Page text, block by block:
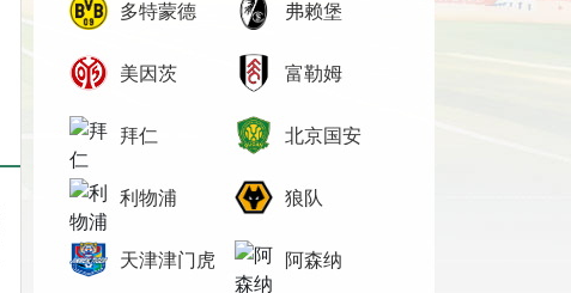
多特蒙德 弗赖堡
美因茨 富勒姆
拜仁 北京国安
利物浦 狼队
天津津门虎 阿森纳